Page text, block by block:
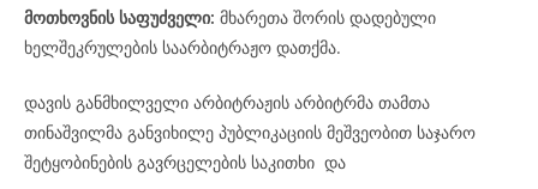
მოთხოვნის საფუძველი: მხარეთა შორის დადებული
ხელშეკრულების საარბიტრაჟო დათქმა.
დავის განმხილველი არბიტრაჟის არბიტრმა თამთა
თინაშვილმა განვიხილე პუბლიკაციის მეშვეობით საჯარო
შეტყობინების გავრცელების საკითხი და